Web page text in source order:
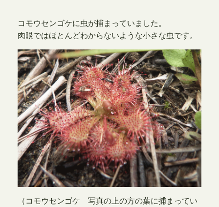
コモウセンゴケに虫が捕まっていました。
肉眼ではほとんどわからないような小さな虫です。
（コモウセンゴケ 写真の上の方の葉に捕まってい